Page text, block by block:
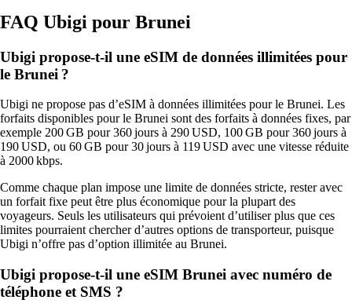
FAQ Ubigi pour Brunei
Ubigi propose-t-il une eSIM de données illimitées pour
le Brunei ?
Ubigi ne propose pas d’eSIM à données illimitées pour le Brunei. Les
forfaits disponibles pour le Brunei sont des forfaits à données fixes, par
exemple 200 GB pour 360 jours à 290 USD, 100 GB pour 360 jours à
190 USD, ou 60 GB pour 30 jours à 119 USD avec une vitesse réduite
à 2000 kbps.
Comme chaque plan impose une limite de données stricte, rester avec
un forfait fixe peut être plus économique pour la plupart des
voyageurs. Seuls les utilisateurs qui prévoient d’utiliser plus que ces
limites pourraient chercher d’autres options de transporteur, puisque
Ubigi n’offre pas d’option illimitée au Brunei.
Ubigi propose-t-il une eSIM Brunei avec numéro de
téléphone et SMS ?